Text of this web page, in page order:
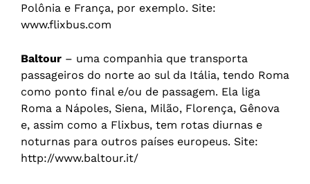
Polônia e França, por exemplo. Site:
www.flixbus.com
Baltour – uma companhia que transporta
passageiros do norte ao sul da Itália, tendo Roma
como ponto final e/ou de passagem. Ela liga
Roma a Nápoles, Siena, Milão, Florença, Gênova
e, assim como a Flixbus, tem rotas diurnas e
noturnas para outros países europeus. Site:
http://www.baltour.it/